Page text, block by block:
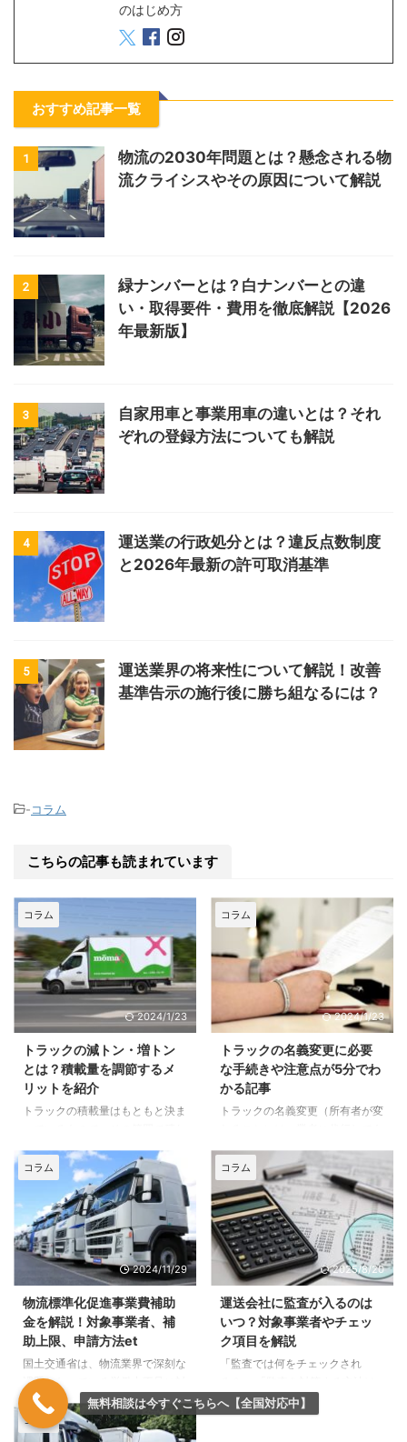
のはじめ方
おすすめ記事一覧
1
物流の2030年問題とは？懸念される物
流クライシスやその原因について解説
2
緑ナンバーとは？白ナンバーとの違
い・取得要件・費用を徹底解説【2026
年最新版】
3
自家用車と事業用車の違いとは？それ
ぞれの登録方法についても解説
4
運送業の行政処分とは？違反点数制度
と2026年最新の許可取消基準
5
運送業界の将来性について解説！改善
基準告示の施行後に勝ち組なるには？
-コラム
こちらの記事も読まれています
コラム
2024/1/23
トラックの減トン・増トン
とは？積載量を調節するメ
リットを紹介
トラックの積載量はもともと決ま
ものだと思っている方が多いので
はないでしょうか。トラックに
は、積載量を調整する、減トン・
増トンという方法があります。
この記事では、トラックの減ト
ン・増トンについて、誰にでもわ
かるように解説していますので、
ぜひ参考にしてください。まず
は、「トラックの減トン・増トン
とは何か」から解説します。 ト
ラックの減トン・増トンとは何か
トラックの減トン・増トンとは、
言葉の通り積載量を増やしたり減
らしたりすることです。例えば中
型トラックのフレームを改造する
こと ...
コラム
2024/1/23
トラックの名義変更に必要
な手続きや注意点が5分でわ
かる記事
トラックの名義変更（所有者が変
らうことが多いため、具体的な手
続きについてよく知らないという
方も多いのではないでしょうか。
本記事では、トラックの名義変更
に必要な手続きや注意点をわかり
やすく解説していますので、ご参
考にしてください。 まずは、名
義変更が必要な場面から見ていき
ましょう。 トラックの名義変更
が必要な場面とは トラックの名
義変更はどのような場面で必要と
なるのでしょうか。それは、何ら
かの方法で、新車ではないトラッ
や家族からトラックを譲っても ...
コラム
2024/11/29
物流標準化促進事業費補助
金を解説！対象事業者、補
助上限、申請方法et
国土交通省は、物流業界で深刻な
課題となっている労働力不足に対
応するため、「物流標準化促進事
業費補助金」の公募を開始するこ
とを発表しました。（※2024年
コラム
2025/8/20
運送会社に監査が入るのは
いつ？対象事業者やチェッ
ク項目を解説
「監査では何をチェックされ
ないの？」 運送業を営む方のな
かには、監査という言葉は知って
コラム
無料相談は今すぐこちらへ【全国対応中】